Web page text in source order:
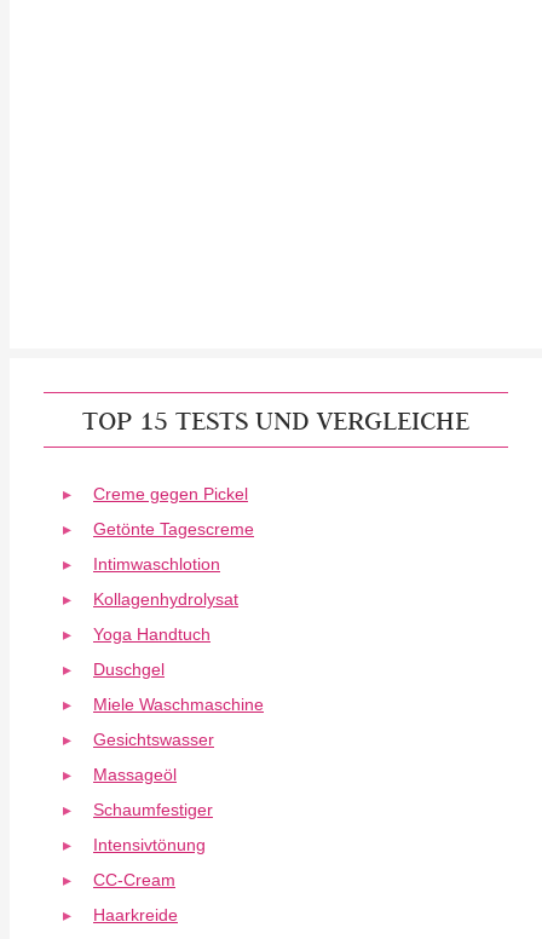
TOP 15 TESTS UND VERGLEICHE
Creme gegen Pickel
Getönte Tagescreme
Intimwaschlotion
Kollagenhydrolysat
Yoga Handtuch
Duschgel
Miele Waschmaschine
Gesichtswasser
Massageöl
Schaumfestiger
Intensivtönung
CC-Cream
Haarkreide